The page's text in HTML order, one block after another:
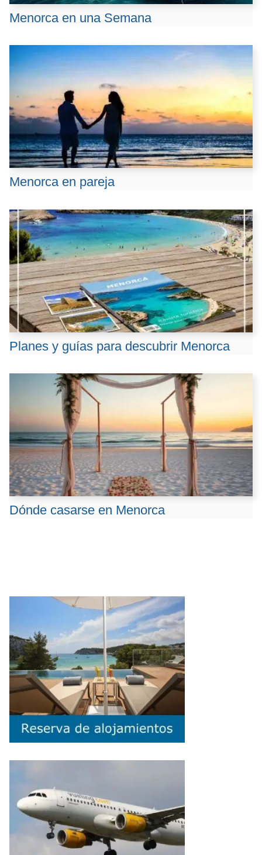
Menorca en una Semana
Menorca en pareja
Planes y guías para descubrir Menorca
Dónde casarse en Menorca